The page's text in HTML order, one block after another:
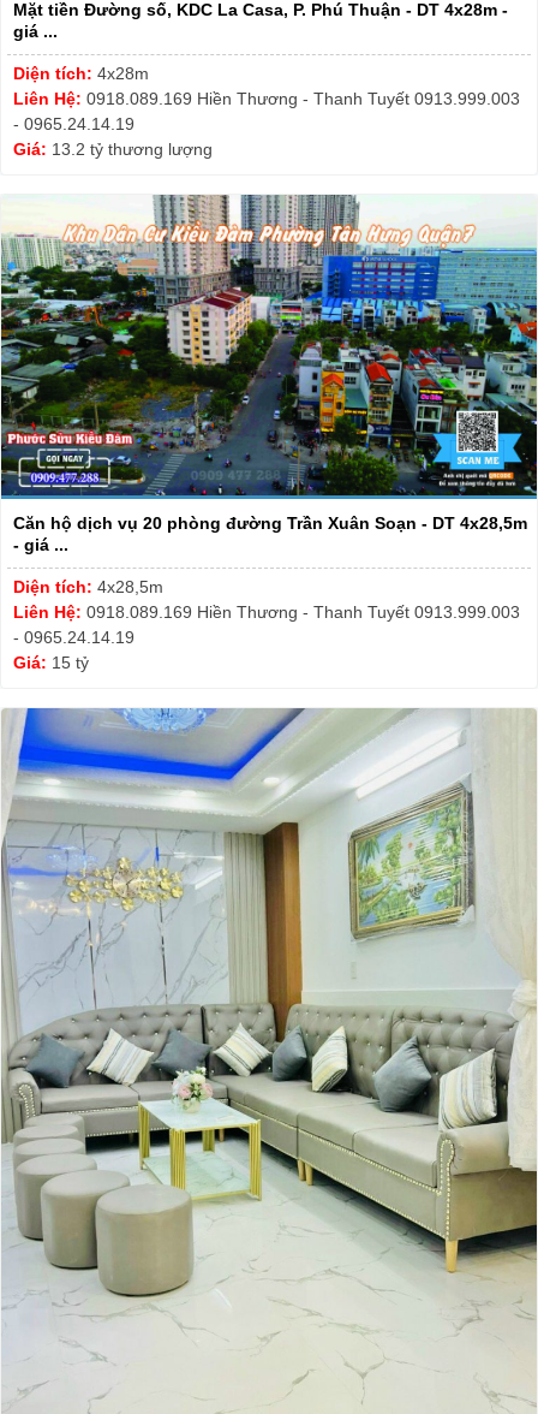
Mặt tiền Đường số, KDC La Casa, P. Phú Thuận - DT 4x28m -
giá ...
Diện tích: 4x28m
Liên Hệ: 0918.089.169 Hiền Thương - Thanh Tuyết 0913.999.003
- 0965.24.14.19
Giá: 13.2 tỷ thương lượng
Căn hộ dịch vụ 20 phòng đường Trần Xuân Soạn - DT 4x28,5m
- giá ...
Diện tích: 4x28,5m
Liên Hệ: 0918.089.169 Hiền Thương - Thanh Tuyết 0913.999.003
- 0965.24.14.19
Giá: 15 tỷ